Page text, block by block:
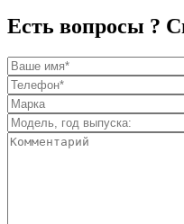
Есть вопросы ?